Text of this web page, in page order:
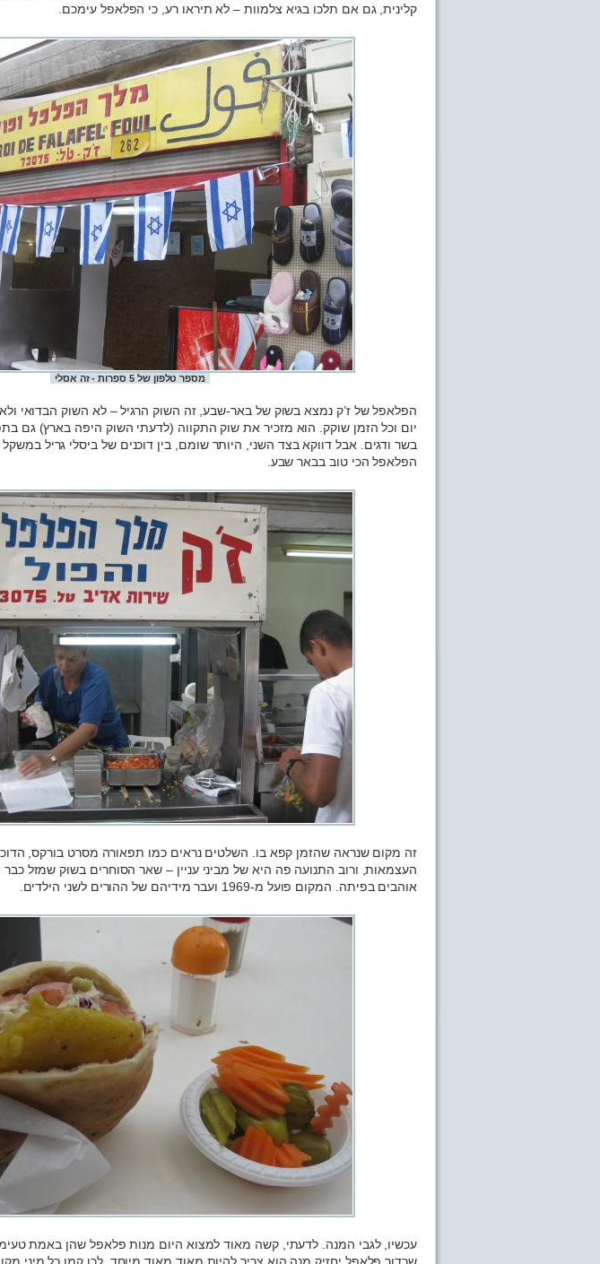
קלינית, גם אם תלכו בגיא צלמוות – לא תיראו רע, כי הפלאפל עימכם.
מספר טלפון של 5 ספרות - זה אסלי
הפלאפל של ז’ק נמצא בשוק של באר-שבע, זה השוק הרגיל – לא השוק הבדואי
יום וכל הזמן שוקק. הוא מזכיר את שוק התקווה (לדעתי השוק היפה בארץ) גם
בשר ודגים. אבל דווקא בצד השני, היותר שומם, בין דוכנים של ביסלי גריל
הפלאפל הכי טוב בבאר שבע.
זה מקום שנראה שהזמן קפא בו. השלטים נראים כמו תפאורה מסרט בורקס, הדוכן
העצמאות, ורוב התנועה פה היא של מביני עניין – שאר הסוחרים בשוק שמזל
אוהבים בפיתה. המקום פועל מ-1969 ועבר מידיהם של ההורים לשני הילדים.
עכשיו, לגבי המנה. לדעתי, קשה מאוד למצוא היום מנות פלאפל שהן באמת